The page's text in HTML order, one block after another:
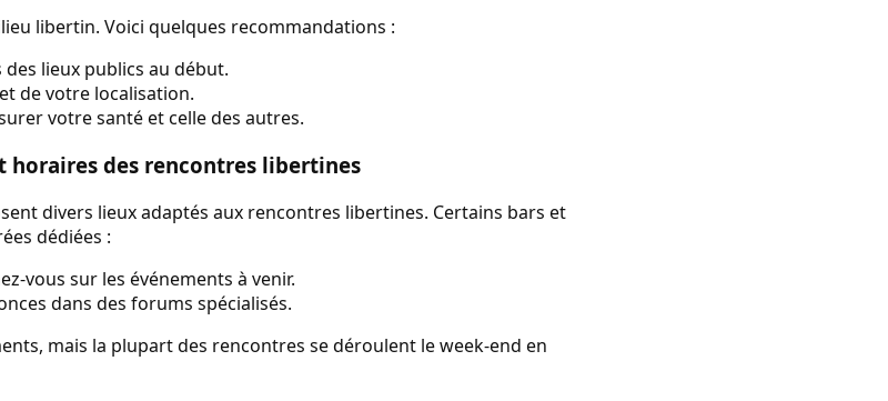
libertin. Voici quelques recommandations :
lieux publics au début.
de votre localisation.
votre santé et celle des autres.
horaires des rencontres libertines
divers lieux adaptés aux rencontres libertines. Certains bars et
dédiées :
vous sur les événements à venir.
dans des forums spécialisés.
mais la plupart des rencontres se déroulent le week-end en